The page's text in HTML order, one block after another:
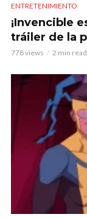
ENTRETENIMIENTO
¡Invencible
tráiler de la
778 views 2 min read